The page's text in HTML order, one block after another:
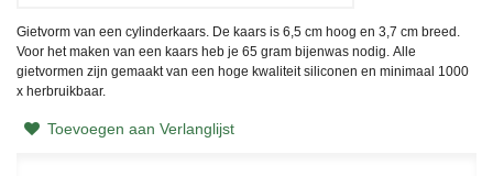
Gietvorm van een cylinderkaars. De kaars is 6,5 cm hoog en 3,7 cm breed.
Voor het maken van een kaars heb je 65 gram bijenwas nodig. Alle
gietvormen zijn gemaakt van een hoge kwaliteit siliconen en minimaal 1000
x herbruikbaar.
Toevoegen aan Verlanglijst